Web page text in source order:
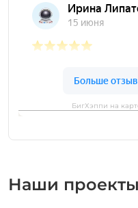
БигХэппи на
Наши проекты